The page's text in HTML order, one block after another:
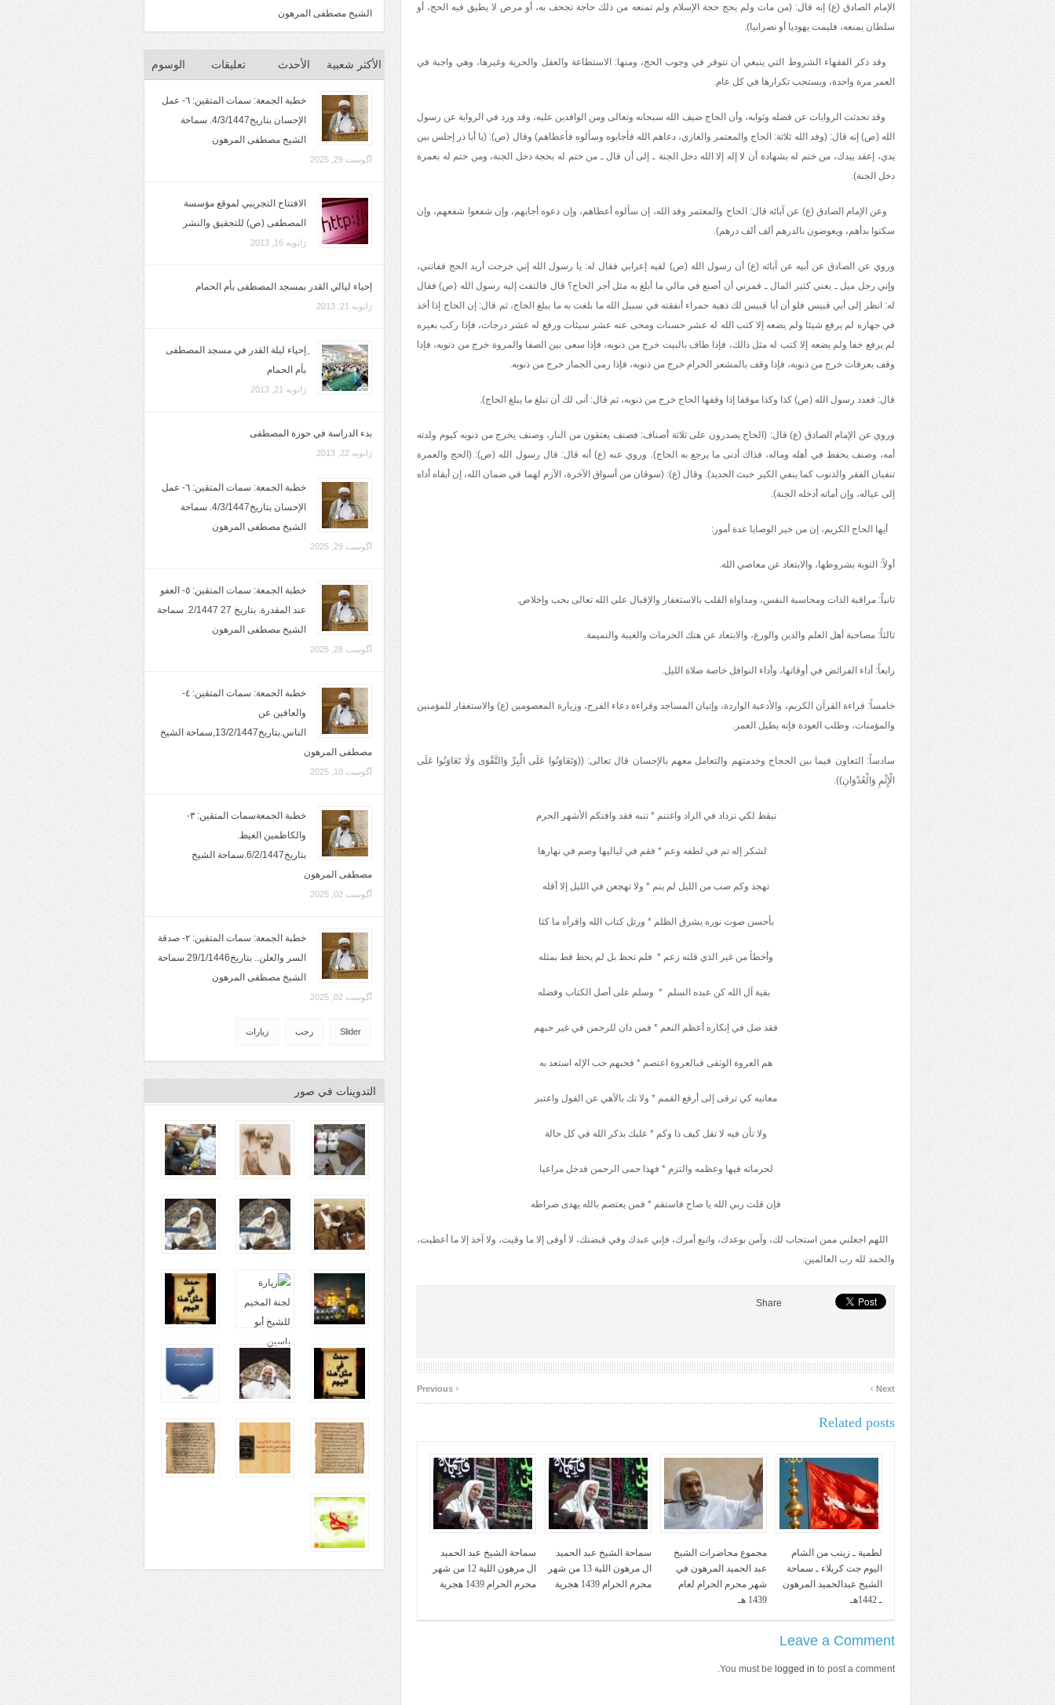
الإمام الصادق (ع) إنه قال: (من مات ولم يحج حجة الإسلام ولم تمنعه من ذلك حاجة تجحف به، أو مرض لا يطيق فيه الحج، أو
سلطان يمنعه، فليمت يهوديا أو نصرانيا).
وقد ذكر الفقهاء الشروط التي ينبغي أن تتوفر في وجوب الحج، ومنها: الاستطاعة والعقل والحرية وغيرها، وهي واجبة في
العمر مرة واحدة، ويستحب تكرارها في كل عام.
وقد تحدثت الروايات عن فضله وثوابه، وأن الحاج ضيف الله سبحانه وتعالى ومن الوافدين عليه، وقد ورد في الرواية عن رسول
الله (ص) إنه قال: (وفد الله ثلاثة: الحاج والمعتمر والغازي، دعاهم الله فأجابوه وسألوه فأعطاهم) وقال (ص): (يا أبا ذر إجلس بين
يدي، إعقد بيدك، من ختم له بشهادة أن لا إله إلا الله دخل الجنة ـ إلى أن قال ـ من ختم له بحجة دخل الجنة، ومن ختم له بعمرة
دخل الجنة).
وعن الإمام الصادق (ع) عن آبائه قال: الحاج والمعتمر وفد الله، إن سألوه أعطاهم، وإن دعوه أجابهم، وإن شفعوا شفعهم، وإن
سكتوا بدأهم، ويعوضون بالدرهم ألف ألف درهم).
وروي عن الصادق عن أبيه عن آبائه (ع) أن رسول الله (ص) لقيه إعرابي فقال له: يا رسول الله إني خرجت أريد الحج ففاتني،
وإني رجل ميل ـ يعني كثير المال ـ فمرني أن أصنع في مالي ما أبلغ به مثل أجر الحاج؟ قال فالتفت إليه رسول الله (ص) فقال
له: انظر إلى أبي قبيس فلو أن أبا قبيس لك ذهبة حمراء أنفقته في سبيل الله ما بلغت به ما يبلغ الحاج، ثم قال: إن الحاج إذا أخذ
في جهازه لم يرفع شيئا ولم يضعه إلا كتب الله له عشر حسنات ومحى عنه عشر سيئات ورفع له عشر درجات، فإذا ركب بعيره
لم يرفع خفا ولم يضعه إلا كتب له مثل ذالك، فإذا طاف بالبيت خرج من ذنوبه، فإذا سعى بين الصفا والمروة خرج من ذنوبه، فإذا
وقف بعرفات خرج من ذنوبه، فإذا وقف بالمشعر الحرام خرج من ذنوبه، فإذا رمى الجمار خرج من ذنوبه.
قال: فعدد رسول الله (ص) كذا وكذا موقفا إذا وقفها الحاج خرج من ذنوبه، ثم قال: أنى لك أن تبلغ ما يبلغ الحاج).
وروي عن الإمام الصادق (ع) قال: (الحاج يصدرون على ثلاثة أصناف: فصنف يعتقون من النار، وصنف يخرج من ذنوبه كيوم ولدته
أمه، وصنف يحفظ في أهله وماله، فذاك أدنى ما يرجع به الحاج). وروي عنه (ع) أنه قال: قال رسول الله (ص): (الحج والعمرة
تنفيان الفقر والذنوب كما ينفي الكير خبث الحديد). وقال (ع): (سوقان من أسواق الآخرة، الآزم لهما في ضمان الله، إن أبقاه أداه
إلى عياله، وإن أماته أدخله الجنة).
أيها الحاج الكريم، إن من خير الوصايا عدة أمور:
أولاً: التوبة بشروطها، والابتعاد عن معاصي الله.
ثانياً: مراقبة الذات ومحاسبة النفس، ومداواة القلب بالاستغفار والإقبال على الله تعالى بحب وإخلاص.
ثالثاً: مصاحبة أهل العلم والدين والورع، والابتعاد عن هتك الحرمات والغيبة والنميمة.
رابعاً: أداء الفرائض في أوقاتها، وأداء النوافل خاصة صلاة الليل.
خامساً: قراءة القرآن الكريم، والأدعية الواردة، وإتيان المساجد وقراءة دعاء الفرج، وزيارة المعصومين (ع) والاستغفار للمؤمنين
والمؤمنات، وطلب العودة فإنه يطيل العمر.
سادساً: التعاون فيما بين الحجاج وخدمتهم والتعامل معهم بالإحسان قال تعالى: ((وَتَعَاوَنُوا عَلَى الْبِرِّ وَالتَّقْوَى وَلَا تَعَاوَنُوا عَلَى
الْإِثْمِ وَالْعُدْوَانِ)).
تيقظ لكي تزداد في الزاد واغتنم * تنبه فقد وافتكم الأشهر الحرم
لشكر إله تم في لطفه وعم * فقم في لياليها وصم في نهارها
تهجد وكم صب من الليل لم ينم * ولا تهجعن في الليل إلا أقله
بأحسن صوت نوره يشرق الظلم * ورتل كتاب الله واقرأه ما كثا
وأخطأ من غير الذي قلته زعم * فلم تحظ بل لم يحظ قط بمثله
بقية آل الله كن عبده السلم * وسلم على أصل الكتاب وفضله
فقد ضل في إنكاره أعظم النعم * فمن دان للرحمن في غير حبهم
هم العروة الوثقى فبالعروة اعتصم * فحبهم حب الإله استعد به
معانيه كي ترقى إلى أرفع القمم * ولا تك بالآهي عن القول واعتبر
ولا تأن فيه لا تقل كيف ذا وكم * عليك بذكر الله في كل حالة
لحرماته فيها وعظمه والتزم * فهذا حمى الرحمن فدخل مراعيا
فإن قلت ربي الله يا صاح فاستقم * فمن يعتصم بالله يهدى صراطه
اللهم اجعلني ممن استجاب لك، وآمن بوعدك، واتبع أمرك، فإني عبدك وفي قبضتك، لا أوقى إلا ما وقيت، ولا آخذ إلا ما أعطيت،
والحمد لله رب العالمين.
Share
‹ Next
›
Related posts
لطمية ـ زينب من الشام
اليوم جت كربلاء ـ سماحة
الشيخ عبدالحميد المرهون
ـ 1442هـ
مجموع محاضرات الشيخ
عبد الحميد المرهون في
شهر محرم الحرام لعام
1439 هـ
سماحة الشيخ عبد الحميد
ال مرهون اللية 13 من شهر
محرم الحرام 1439 هجرية
سماحة الشيخ عبد الحميد
ال مرهون اللية 12 من شهر
محرم الحرام 1439 هجرية
Leave a Comment
You must be logged in to post a comment.
الشيخ مصطفى المرهون
الأكثر شعبية الأحدث تعليقات الوسوم
خطبة الجمعة: سمات المتقين: ٦- عمل
الإحسان بتاريخ4/3/1447. سماحة
الشيخ مصطفى المرهون
آگوست 29, 2025
الافتتاح التجريبي لموقع مؤسسة
المصطفى (ص) للتحقيق والنشر
ژانویه 16, 2013
إحياء ليالي القدر بمسجد المصطفى بأم الحمام
ژانویه 21, 2013
ِإحياء ليلة القدر في مسجد المصطفى
بأم الحمام
ژانویه 21, 2013
بدء الدراسة في حوزة المصطفى
ژانویه 22, 2013
خطبة الجمعة: سمات المتقين: ٦- عمل
الإحسان بتاريخ4/3/1447. سماحة
الشيخ مصطفى المرهون
آگوست 29, 2025
خطبة الجمعة: سمات المتقين: ٥- العفو
عند المقدرة. بتاريخ 27 2/1447. سماحة
الشيخ مصطفى المرهون
آگوست 28, 2025
خطبة الجمعة: سمات المتقين: ٤-
والعافين عن
الناس.بتاريخ13/2/1447,سماحة الشيخ
مصطفى المرهون
آگوست 10, 2025
خطبة الجمعةسمات المتقين: ٣-
والكاظمين الغيظ.
بتاريخ6/2/1447.سماحة الشيخ
مصطفى المرهون
آگوست 02, 2025
خطبة الجمعة: سمات المتقين: ٢- صدقة
السر والعلن.. بتاريخ29/1/1446.سماحة
الشيخ مصطفى المرهون
آگوست 02, 2025
Slider رجب زيارات
التدوينات في صور